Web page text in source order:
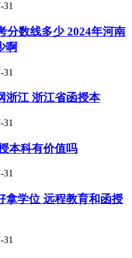
31
分数线多少 2024年河南
啊
31
浙江 浙江省函授本
31
本科有价值吗
31
拿学位 远程教育和函授
31